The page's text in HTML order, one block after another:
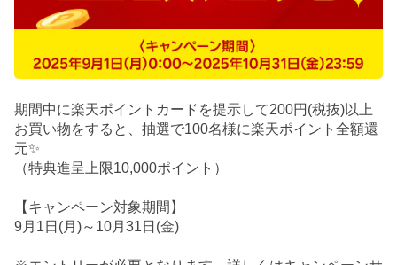
期間中に楽天ポイントカードを提示して200円(税抜)以上
お買い物をすると、抽選で100名様に楽天ポイント全額還
元✨
（特典進呈上限10,000ポイント）
【キャンペーン対象期間】
9月1日(月)～10月31日(金)